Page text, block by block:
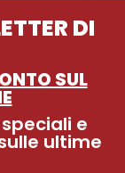
DI
SUL
e
ultime